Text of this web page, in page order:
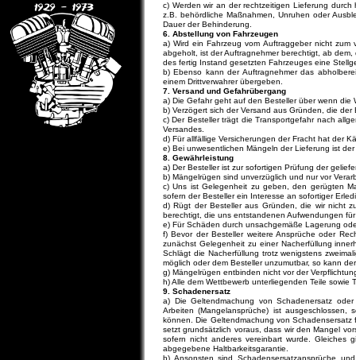
c) Werden wir an der rechtzeitigen Lieferung
z.B. behördliche Maßnahmen, Unruhen oder
Dauer der Behinderung.
6. Abstellung von Fahrzeugen
a) Wird ein Fahrzeug vom Auftraggeber nicht
abgeholt, ist der Auftragnehmer berechtigt, ab
des fertig Instand gesetzten Fahrzeuges eine
b) Ebenso kann der Auftragnehmer das
einem Drittverwahrer übergeben.
7. Versand und Gefahrübergang
a) Die Gefahr geht auf den Besteller über wenn die
b) Verzögert sich der Versand aus Gründen, die
c) Der Besteller trägt die Transportgefahr nach
Versandes.
d) Für allfällige Versicherungen der Fracht hat der
e) Bei unwesentlichen Mängeln der Lieferung ist
8. Gewährleistung
a) Der Besteller ist zur sofortigen Prüfung der
b) Mängelrügen sind unverzüglich und nur vor
c) Uns ist Gelegenheit zu geben, den gerügten
sofern der Besteller ein Interesse an sofortiger
d) Rügt der Besteller aus Gründen, die wir nicht
berechtigt, die uns entstandenen Aufwendungen
e) Für Schäden durch unsachgemäße Lagerung
f) Bevor der Besteller weitere Ansprüche oder
zunächst Gelegenheit zu einer Nacherfüllung
Schlägt die Nacherfüllung trotz wenigstens
möglich oder dem Besteller unzumutbar, so kann
g) Mängelrügen entbinden nicht vor der
h) Alle dem Wettbewerb unterliegenden Teile
9. Schadenersatz
a) Die Geltendmachung von Schadenersatz
Arbeiten (Mangelansprüche) ist
können. Die Geltendmachung von
setzt grundsätzlich voraus, dass wir den Mangel
sofern nicht anderes vereinbart wurde. Gleiches
abgegebene Haltbarkeitsgarantie.
b) Ansonsten sind Schadensersatzansprüche